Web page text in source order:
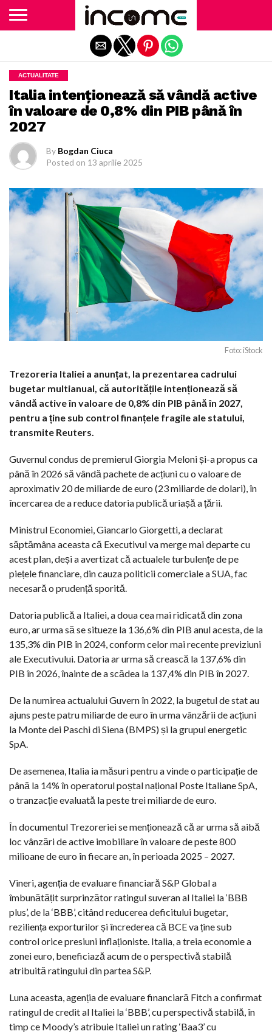
ACTUALITATE
Italia intenționează să vândă active
în valoare de 0,8% din PIB până în
2027
By Bogdan Ciuca
Posted on 13 aprilie 2025
Foto: iStock
Trezoreria Italiei a anunțat, la prezentarea cadrului
bugetar multianual, că autoritățile intenționează să
vândă active în valoare de 0,8% din PIB până în 2027,
pentru a ține sub control finanțele fragile ale statului,
transmite Reuters.
Guvernul condus de premierul Giorgia Meloni și-a propus ca
până în 2026 să vândă pachete de acțiuni cu o valoare de
aproximativ 20 de miliarde de euro (23 miliarde de dolari), în
încercarea de a reduce datoria publică uriașă a țării.
Ministrul Economiei, Giancarlo Giorgetti, a declarat
săptămâna aceasta că Executivul va merge mai departe cu
acest plan, deși a avertizat că actualele turbulențe de pe
piețele financiare, din cauza politicii comerciale a SUA, fac
necesară o prudență sporită.
Datoria publică a Italiei, a doua cea mai ridicată din zona
euro, ar urma să se situeze la 136,6% din PIB anul acesta, de la
135,3% din PIB în 2024, conform celor mai recente previziuni
ale Executivului. Datoria ar urma să crească la 137,6% din
PIB în 2026, înainte de a scădea la 137,4% din PIB în 2027.
De la numirea actualului Guvern în 2022, la bugetul de stat au
ajuns peste patru miliarde de euro în urma vânzării de acțiuni
la Monte dei Paschi di Siena (BMPS) și la grupul energetic
SpA.
De asemenea, Italia ia măsuri pentru a vinde o participație de
până la 14% în operatorul poștal național Poste Italiane SpA,
o tranzacție evaluată la peste trei miliarde de euro.
În documentul Trezoreriei se menționează că ar urma să aibă
loc vânzări de active imobiliare în valoare de peste 800
milioane de euro în fiecare an, în perioada 2025 – 2027.
Vineri, agenția de evaluare financiară S&P Global a
îmbunătățit surprinzător ratingul suveran al Italiei la ‘BBB
plus’, de la ‘BBB’, citând reducerea deficitului bugetar,
reziliența exporturilor și încrederea că BCE va ține sub
control orice presiuni inflaționiste. Italia, a treia economie a
zonei euro, beneficiază acum de o perspectivă stabilă
atribuită ratingului din partea S&P.
Luna aceasta, agenția de evaluare financiară Fitch a confirmat
ratingul de credit al Italiei la ‘BBB’, cu perspectivă stabilă, în
timp ce Moody’s atribuie Italiei un rating ‘Baa3’ cu
Exit mobile version